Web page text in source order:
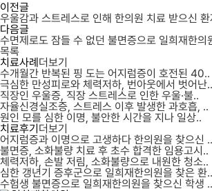
이전글
우울감과 스트레스로 인해 한의원 치료 받으신
다음글
수면제로도 잠들 수 없던 불면증으로 일희재한
목록
치료사례더보기
수개월간 반복된 핑 도는 어지럼증이 호전된 40..
극심한 만성피로와 체력저하, 번아웃에서 벗어난..
직장인 우울증, 직장 스트레스로 인한 우울·불..
자율신경실조증, 스트레스 이후 발생한 과호흡, ..
원인 모를 심한 이명, 불안한 시간을 지나 일상..
치료후기더보기
어지럼증과 이명으로 고생하다 한의원을 찾으신 ..
불면증, 소화불량 치료 후 초수 합격한 임용고시..
체력저하, 손발 저림, 소화불량으로 내원한 청소..
심한 갱년기 증후군으로 일희재한의원을 찾은 환..
수험생 불면증으로 일희재한의원을 찾으신 학생 ..
대전자율신경실조증한의원,
청주자율신경실조증한의원,
ADHD한의원,
세종ADHD한의원,
대전ADHD한의원,
청주ADHD한의원,
세종두통한의원,
대전두통한의원,
청주두통한의원